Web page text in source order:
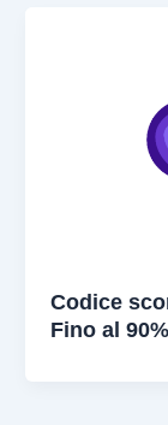
Codice
Fino al